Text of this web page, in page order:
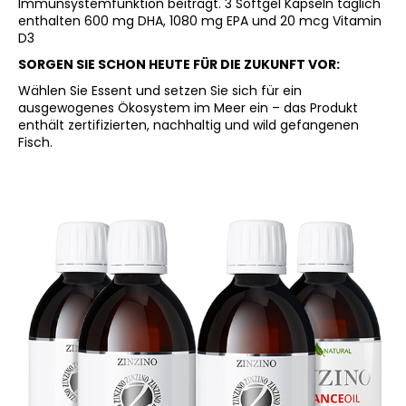
Immunsystemfunktion beiträgt. 3 Softgel Kapseln täglich
enthalten 600 mg DHA, 1080 mg EPA und 20 mcg Vitamin
D3
SORGEN SIE SCHON HEUTE FÜR DIE ZUKUNFT VOR:
Wählen Sie Essent und setzen Sie sich für ein
ausgewogenes Ökosystem im Meer ein – das Produkt
enthält zertifizierten, nachhaltig und wild gefangenen
Fisch.